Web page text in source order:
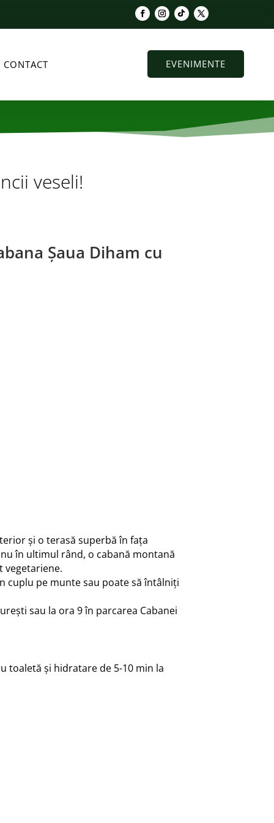
CONTACT EVENIMENTE
veseli!
Șaua Diham cu
și o terasă superbă în fața
în ultimul rând, o cabană montană
vegetariene.
cuplu pe munte sau poate să întâlniți
sau la ora 9 în parcarea Cabanei
toaletă și hidratare de 5-10 min la